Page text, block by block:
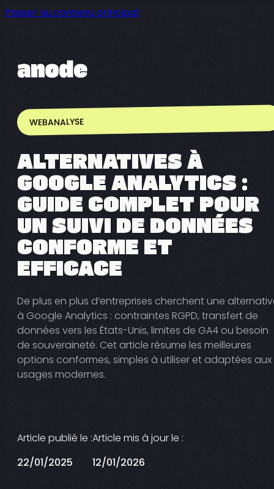
Passer au contenu principal
WEBANALYSE
ALTERNATIVES À
GOOGLE ANALYTICS :
GUIDE COMPLET POUR
UN SUIVI DE DONNÉES
CONFORME ET
EFFICACE
De plus en plus d’entreprises cherchent une
à Google Analytics : contraintes RGPD, transfert de
données vers les États-Unis, limites de GA4 ou besoin
de souveraineté. Cet article résume les meilleures
options conformes, simples à utiliser et adaptées aux
usages modernes.
Article publié le :
22/01/2025
Article mis à jour le :
12/01/2026